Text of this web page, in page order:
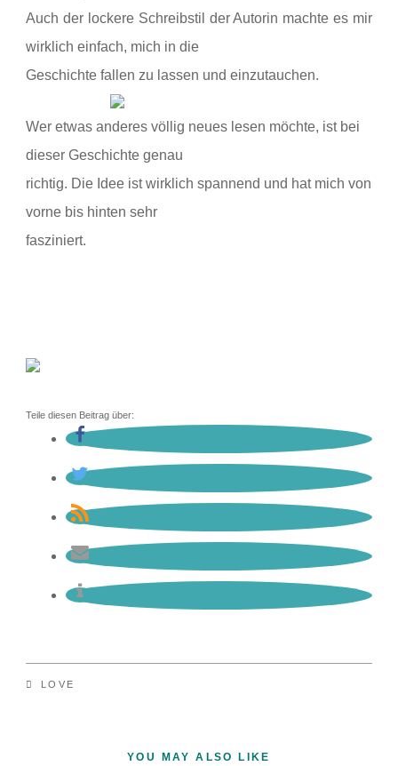
Auch der lockere Schreibstil der Autorin machte es mir
wirklich einfach, mich in die
Geschichte fallen zu lassen und einzutauchen.
Wer etwas anderes völlig neues lesen möchte, ist bei
dieser Geschichte genau
richtig. Die Idee ist wirklich spannend und hat mich von
vorne bis hinten sehr
fasziniert.
Teile diesen Beitrag über:
LOVE
YOU MAY ALSO LIKE